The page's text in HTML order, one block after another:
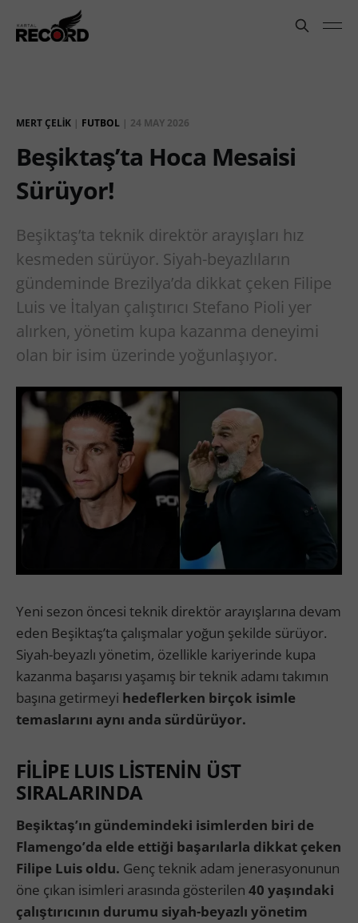
MERT ÇELIK | FUTBOL | 24 MAY 2026
Beşiktaş’ta Hoca Mesaisi
Sürüyor!
Beşiktaş’ta teknik direktör arayışları hız
kesmeden sürüyor. Siyah-beyazlıların
gündeminde Brezilya’da dikkat çeken Filipe
Luis ve İtalyan çalıştırıcı Stefano Pioli yer
alırken, yönetim kupa kazanma deneyimi
olan bir isim üzerinde yoğunlaşıyor.
Yeni sezon öncesi teknik direktör arayışlarına devam
eden Beşiktaş’ta çalışmalar yoğun şekilde sürüyor.
Siyah-beyazlı yönetim, özellikle kariyerinde kupa
kazanma başarısı yaşamış bir teknik adamı takımın
başına getirmeyi hedeflerken birçok isimle
temaslarını aynı anda sürdürüyor.
FİLİPE LUIS LİSTENİN ÜST
SIRALARINDA
Beşiktaş’ın gündemindeki isimlerden biri de
Flamengo’da elde ettiği başarılarla dikkat çeken
Filipe Luis oldu. Genç teknik adam jenerasyonunun
öne çıkan isimleri arasında gösterilen 40 yaşındaki
çalıştırıcının durumu siyah-beyazlı yönetim